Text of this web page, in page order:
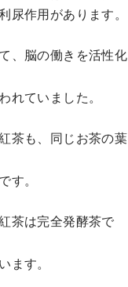
尿作用があります。
、脳の働きを活性化
れていました。
茶も、同じお茶の葉
す。
茶は完全発酵茶で
ます。